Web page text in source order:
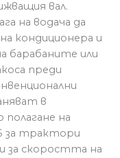
вал.
на водача да
кондиционера и
барабаните или
преди
в
полагане на
за трактори
за скоростта на